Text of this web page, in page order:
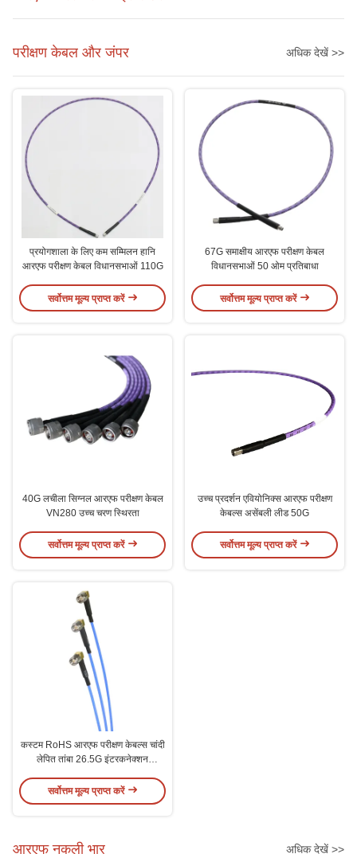
परीक्षण केबल और जंपर अधिक देखें >>
प्रयोगशाला के लिए कम सम्मिलन हानि
आरएफ परीक्षण केबल विधानसभाओं 110G
सर्वोत्तम मूल्य प्राप्त करें
67G समाक्षीय आरएफ परीक्षण केबल
विधानसभाओं 50 ओम प्रतिबाधा
सर्वोत्तम मूल्य प्राप्त करें
40G लचीला सिग्नल आरएफ परीक्षण केबल
VN280 उच्च चरण स्थिरता
सर्वोत्तम मूल्य प्राप्त करें
उच्च प्रदर्शन एवियोनिक्स आरएफ परीक्षण
केबल्स असेंबली लीड 50G
सर्वोत्तम मूल्य प्राप्त करें
कस्टम RoHS आरएफ परीक्षण केबल्स चांदी
लेपित तांबा 26.5G इंटरकनेक्शन
सर्वोत्तम मूल्य प्राप्त करें
आरएफ नकली भार अधिक देखें >>